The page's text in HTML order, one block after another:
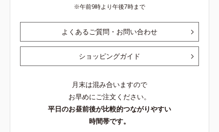
午前9時より午後7時まで
よくあるご質問・お問い合わせ
ショッピングガイド
月末は混み合いますので
お早めにご注文ください。
平日のお昼前後が比較的つながりやすい
時間帯です。